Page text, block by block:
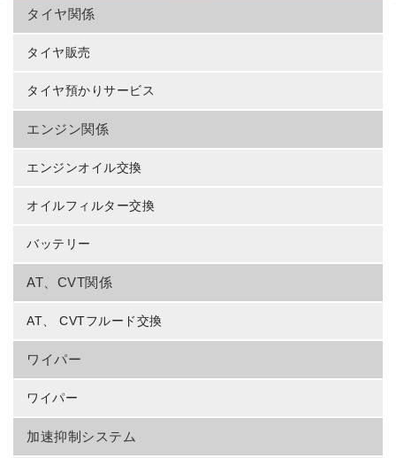
タイヤ関係
タイヤ販売
タイヤ預かりサービス
エンジン関係
エンジンオイル交換
オイルフィルター交換
バッテリー
AT、CVT関係
AT、 CVTフルード交換
ワイパー
ワイパー
加速抑制システム